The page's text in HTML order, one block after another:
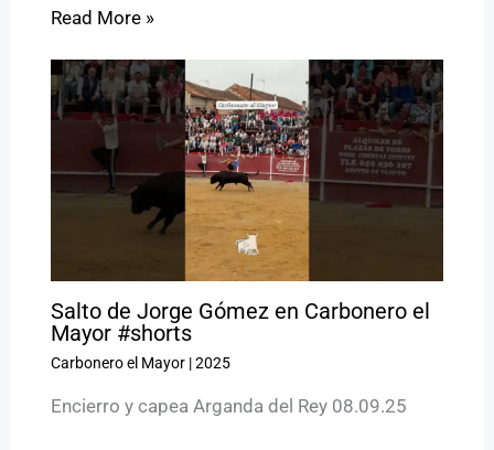
Read More »
Salto de Jorge Gómez en Carbonero el
Mayor #shorts
Carbonero el Mayor|2025
Encierro y capea Arganda del Rey 08.09.25